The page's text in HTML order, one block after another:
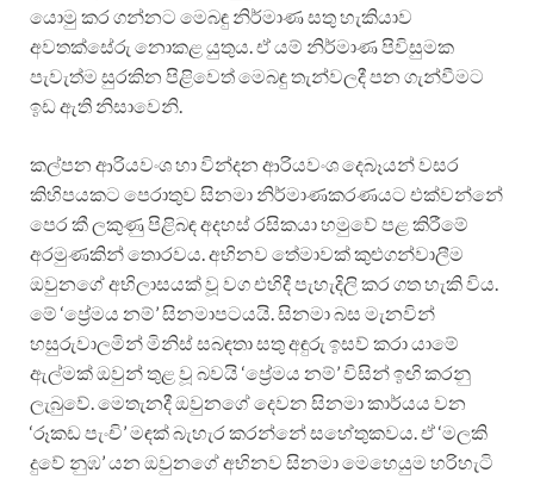
යොමු කර ගන්නට මෙබඳු නිර්මාණ සතු හැකියාව
අවතක්සේරු නොකළ යුතුය. ඒ යම් නිර්මාණ පිවිසුමක
පැවැත්ම සුරකින පිළිවෙත් මෙබඳු තැන්වලදී පන ගැන්වීමට
ඉඩ ඇති නිසාවෙනි.
කල්පන ආරියවංශ හා වින්දන ආරියවංශ දෙබෑයන් වසර
කිහිපයකට පෙරාතුව සිනමා නිර්මාණකරණයට එක්වන්නේ
පෙර කී ලකුණු පිළිබඳ අදහස් රසිකයා හමුවේ පළ කිරීමේ
අරමුණකින් තොරවය. අභිනව තේමාවක් කුළුගන්වාලීම
ඔවුනගේ අභිලාසයක් වූ වග එහිදී පැහැදිලි කර ගත හැකි විය.
මේ ‘ප්‍රේමය නම්’ සිනමාපටයයි. සිනමා බස මැනවින්
හසුරුවාලමින් මිනිස් සබඳතා සතු අඳුරු ඉසව් කරා යාමේ
ඇල්මක් ඔවුන් තුළ වූ බවයි ‘ප්‍රේමය නම්’ විසින් ඉඟි කරනු
ලැබුවේ. මෙතැනදී ඔවුනගේ දෙවන සිනමා කාර්යය වන
‘රූකඩ පැංචි’ මඳක් බැහැර කරන්නේ සහේතුකවය. ඒ ‘මලකි
දුවේ නුඹ’ යන ඔවුනගේ අභිනව සිනමා මෙහෙයුම හරිහැටි